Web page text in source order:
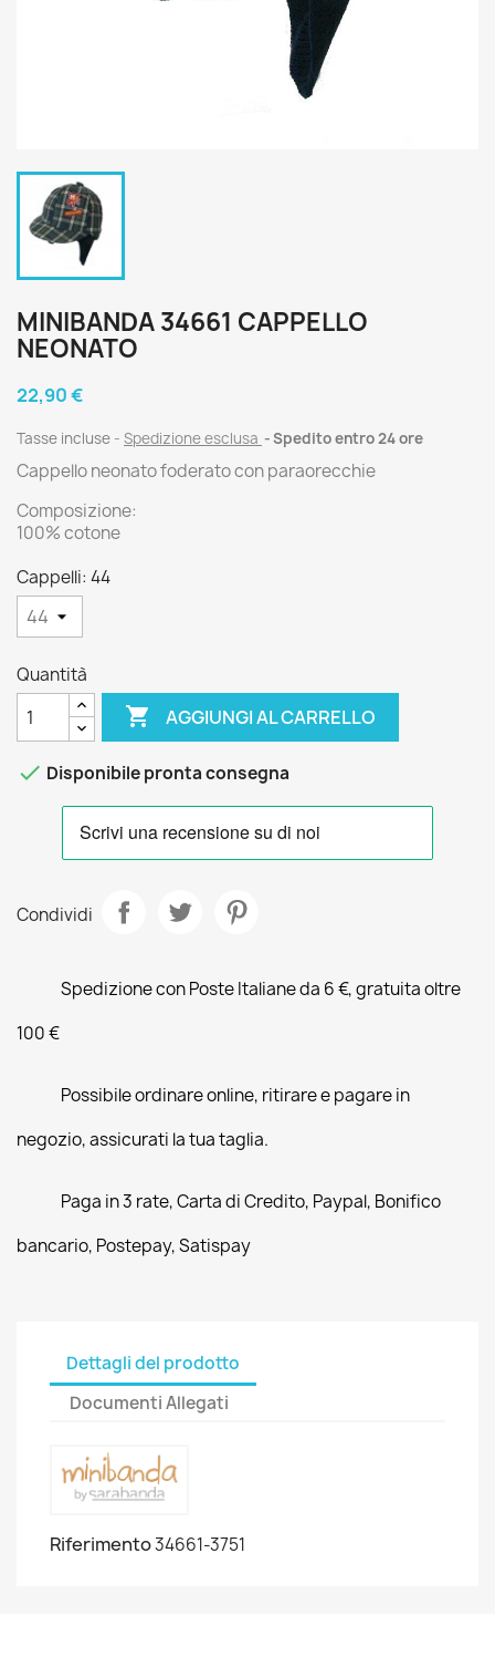
MINIBANDA 34661 CAPPELLO
NEONATO
22,90 €
Tasse incluse Spedizione esclusa Spedito entro 24 ore
Cappello neonato foderato con paraorecchie
Composizione:
100% cotone
Cappelli: 44
Quantità
 AGGIUNGI AL CARRELLO
 Disponibile pronta consegna
Condividi
Spedizione con Poste Italiane da 6 €, gratuita oltre
100 €
Possibile ordinare online, ritirare e pagare in
negozio, assicurati la tua taglia.
Paga in 3 rate, Carta di Credito, Paypal, Bonifico
bancario, Postepay, Satispay
Dettagli del prodotto
Documenti Allegati
Riferimento34661-3751